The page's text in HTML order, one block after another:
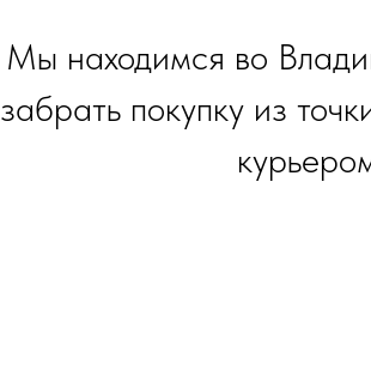
Мы находимся во
забрать покупку из